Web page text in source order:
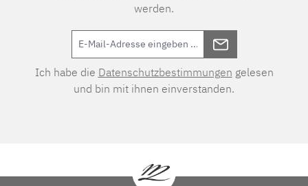
werden.
Ich habe die Datenschutzbestimmungen gelesen
und bin mit ihnen einverstanden.